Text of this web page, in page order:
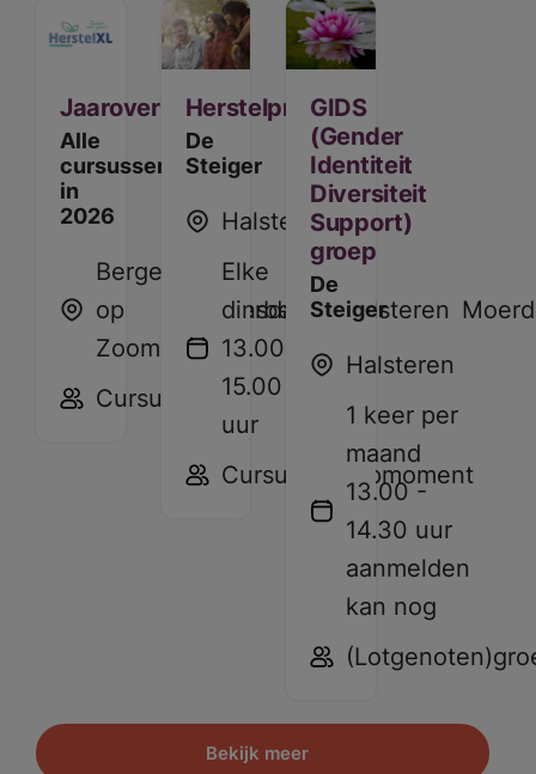
Jaaroverzicht
Alle
cursussen
in
2026
Bergen
op
Zoom
Halderberge Halsteren
Cursus
Herstelproeverij
De
Steiger
Halsteren
Elke
dinsdag
13.00 -
15.00
uur
Cursus
Inloopmoment
GIDS
(Gender
Identiteit
Diversiteit
Support)
groep
De
Steiger
Halsteren
1 keer per
maand
13.00 -
14.30 uur
aanmelden
kan nog
Bekijk meer